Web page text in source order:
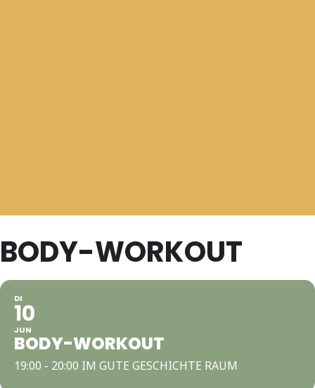
BODY-WORKOUT
DI
10
JUN
BODY-WORKOUT
19:00 - 20:00 IM GUTE GESCHICHTE RAUM